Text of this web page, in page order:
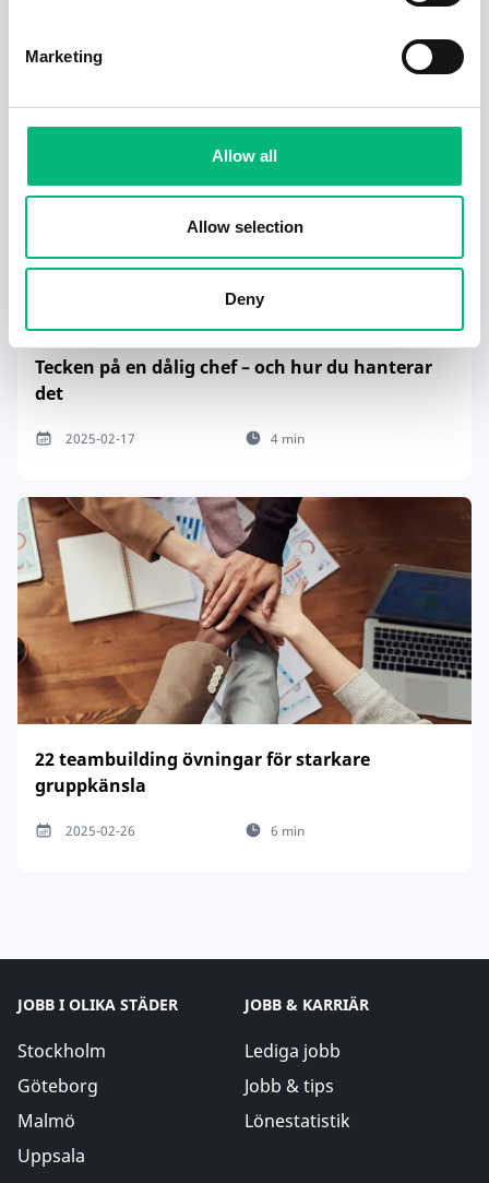
Marketing
Allow all
Allow selection
Deny
2025-02-20
Tecken på en dålig chef – och hur du hanterar
det
2025-02-17 4 min
22 teambuilding övningar för starkare
gruppkänsla
2025-02-26 6 min
JOBB I OLIKA STÄDER
Stockholm
Göteborg
Malmö
Uppsala
JOBB & KARRIÄR
Lediga jobb
Jobb & tips
Lönestatistik